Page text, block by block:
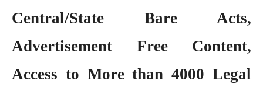
Central/State Bare Acts,
Advertisement Free Content,
Access to More than 4000 Legal